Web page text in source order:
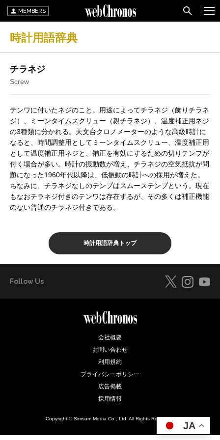
MEMBERS
時計用語辞典
チラネジ
Screw
テンワに付いたネジのこと。用途によってチラネジ（飾りチラネ
ジ）、ミーンタイムスクリュー（親チラネジ）、温度補正用ネジ
の3種類に分かれる。天文台クロノメーターのような高級時計に
なると、時間調整用としてミーンタイムスクリュー、温度補正用
として温度補正用ネジと、補正を有効にするための切りテンプが
付く場合が多い。時計の振動数が増え、チラネジの空気抵抗が問
題になった1960年代以降は、低振動の時計への採用が増えた。
ちなみに、チラネジなしのテンプはスムーステンプという。現在
もなおチラネジ付きのテンワは存在するが、その多くは補正機能
のない普通のチラネジ付きである。
時計用語辞典トップ
Follow Us
会社概要
お問い合わせ
利用規約
プライバシーポリシー
広告掲載
採用情報
Copyright © Simsum Media Co., Ltd. All Rights Reserved.
JA